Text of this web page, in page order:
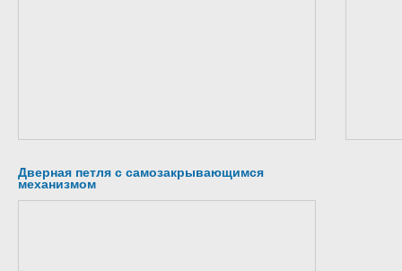
Дверная петля с самозакрывающимся
механизмом